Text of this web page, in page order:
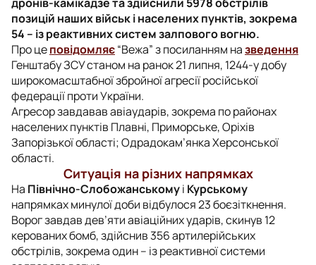
позицій наших військ і населених пунктів, зокрема
54 – із реактивних систем залпового вогню.
Про цеповідомляє“Вежа” з посиланням назведення
Генштабу ЗСУ станом на ранок 21 липня, 1244-у добу
широкомасштабної збройної агресії російської
федерації проти України.
Агресор завдавав авіаударів, зокрема по районах
населених пунктів Плавні, Приморське, Оріхів
Запорізької області; Одрадокам’янка Херсонської
області.
Ситуація на різних напрямках
На Північно-Слобожанськомуі Курському
напрямках минулої доби відбулося 23 боєзіткнення.
Ворог завдав дев’яти авіаційних ударів, скинув 12
керованих бомб, здійснив 356 артилерійських
обстрілів, зокрема один – із реактивної системи